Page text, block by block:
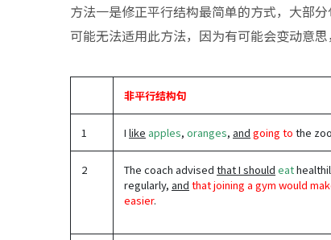
方法一是修正平行结构最简单的方式，大部
可能无法适用此方法，因为有可能会变动意
非平行结构句
1 I like apples, oranges, and going to the
2 The coach advised that I should eat
regularly, and that joining a gym would
easier.